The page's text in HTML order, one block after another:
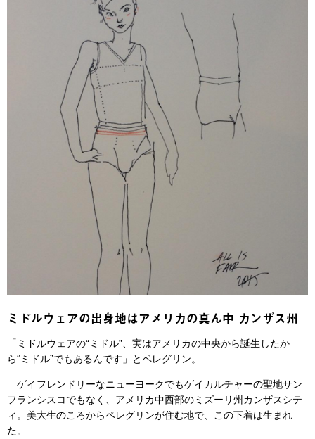
ミドルウェアの出身地はアメリカの真ん中 カンザス州
「ミドルウェアの“ミドル”、実はアメリカの中央から誕生したか
ら“ミドル”でもあるんです」とペレグリン。
ゲイフレンドリーなニューヨークでもゲイカルチャーの聖地サン
フランシスコでもなく、アメリカ中西部のミズーリ州カンザスシテ
ィ。美大生のころからペレグリンが住む地で、この下着は生まれ
た。